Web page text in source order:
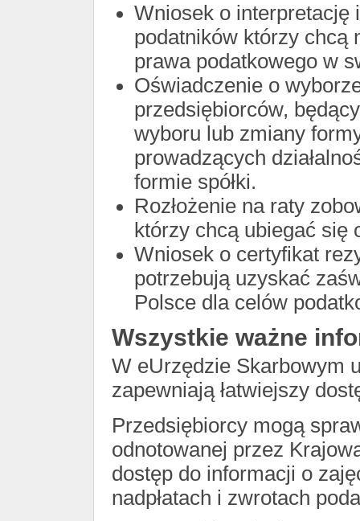
Wniosek o interpretację
podatników którzy chcą
prawa podatkowego w
Oświadczenie o
przedsiębiorców,
wyboru lub zmiany
prowadzących
formie spółki.
Rozłożenie na raty
którzy chcą ubiegać się
Wniosek o certyfikat
potrzebują uzyskać
Polsce dla celów
Wszystkie ważne
W eUrzędzie Skarbowym
zapewniają łatwiejszy
Przedsiębiorcy mogą
odnotowanej przez
dostęp do informacji o
nadpłatach i zwrotach